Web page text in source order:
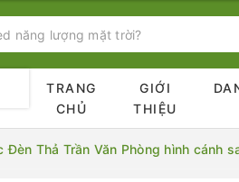
TRANG
CHỦ
GIỚI
THIỆU
Đèn Thả Trần Văn Phòng hình cánh